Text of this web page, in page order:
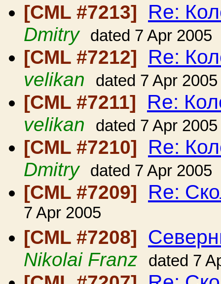
[CML #7213] Re:
Dmitry dated 7 Apr 2005
[CML #7212] Re:
velikan dated 7 Apr 2005
[CML #7211] Re:
velikan dated 7 Apr 2005
[CML #7210] Re:
Dmitry dated 7 Apr 2005
[CML #7209] Re:
7 Apr 2005
[CML #7208]
Nikolai Franz dated 7